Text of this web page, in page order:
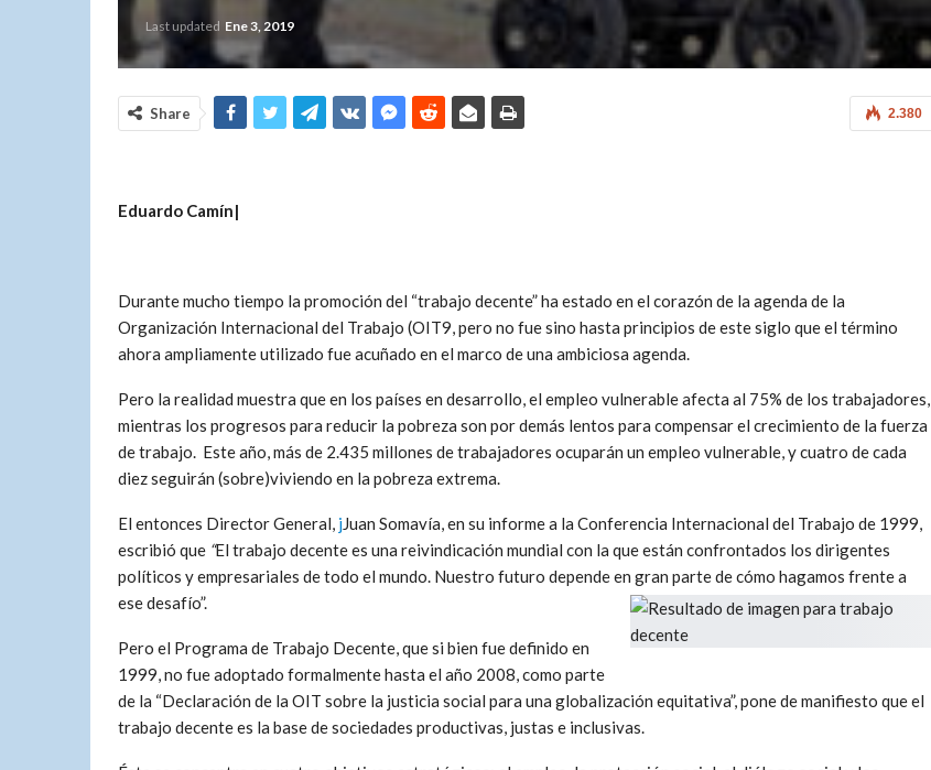
Last updated Ene 3, 2019
2.380
Share
Eduardo Camín|
Durante mucho tiempo la promoción del “trabajo decente” ha estado en el corazón de la agenda de la
Organización Internacional del Trabajo (OIT9, pero no fue sino hasta principios de este siglo que el término
ahora ampliamente utilizado fue acuñado en el marco de una ambiciosa agenda.
Pero la realidad muestra que en los países en desarrollo, el empleo vulnerable afecta al 75% de los trabajadores,
mientras los progresos para reducir la pobreza son por demás lentos para compensar el crecimiento de la fuerza
de trabajo. Este año, más de 2.435 millones de trabajadores ocuparán un empleo vulnerable, y cuatro de cada
diez seguirán (sobre)viviendo en la pobreza extrema.
El entonces Director General, jJuan Somavía, en su informe a la Conferencia Internacional del Trabajo de 1999,
escribió que “El trabajo decente es una reivindicación mundial con la que están confrontados los dirigentes
políticos y empresariales de todo el mundo. Nuestro futuro depende en gran parte de cómo hagamos frente a
ese desafío”.
Pero el Programa de Trabajo Decente, que si bien fue definido en
1999, no fue adoptado formalmente hasta el año 2008, como parte
de la “Declaración de la OIT sobre la justicia social para una globalización equitativa”, pone de manifiesto que el
trabajo decente es la base de sociedades productivas, justas e inclusivas.